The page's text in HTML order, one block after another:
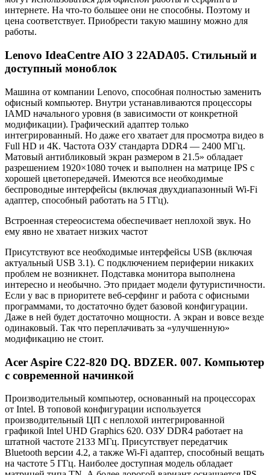
интернете. На что-то большее они не способны. Поэтому и
цена соответствует. Приобрести такую машину можно для
работы.
Lenovo IdeaCentre AIO 3 22ADA05. Стильный и
доступный моноблок
Машина от компании Lenovo, способная полностью заменить
офисный компьютер. Внутри устанавливаются процессоры
IAMD начального уровня (в зависимости от конкретной
модификации). Графический адаптер только
интегрированный. Но даже его хватает для просмотра видео в
Full HD и 4К. Частота ОЗУ стандарта DDR4 — 2400 МГц.
Матовый антибликовый экран размером в 21.5» обладает
разрешением 1920×1080 точек и выполнен на матрице IPS с
хорошей цветопередачей. Имеются все необходимые
беспроводные интерфейсы (включая двухдиапазонный Wi-Fi
адаптер, способный работать на 5 ГГц).
Встроенная стереосистема обеспечивает неплохой звук. Но
ему явно не хватает низких частот
Присутствуют все необходимые интерфейсы USB (включая
актуальный USB 3.1). С подключением периферии никаких
проблем не возникнет. Подставка монитора выполнена
интересно и необычно. Это придает модели футуристичности.
Если у вас в приоритете веб-серфинг и работа с офисными
программами, то достаточно будет базовой конфигурации.
Даже в ней будет достаточно мощности. А экран и вовсе везде
одинаковый. Так что переплачивать за «улучшенную»
модификацию не стоит.
Acer Aspire C22-820 DQ. BDZER. 007. Компьютер
с современной начинкой
Производительный компьютер, основанный на процессорах
от Intel. В топовой конфигурации используется
производительный ЦП с неплохой интегрированной
графикой Intel UHD Graphics 620. ОЗУ DDR4 работает на
штатной частоте 2133 МГц. Присутствует передатчик
Bluetooth версии 4.2, а также Wi-Fi адаптер, способный вещать
на частоте 5 ГГц. Наиболее доступная модель обладает